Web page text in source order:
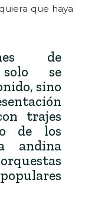
que haya
de
se
sino
trajes
de los
andina